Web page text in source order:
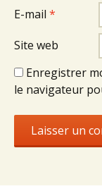
E-mail *
Site web
Enregistrer
le navigateur